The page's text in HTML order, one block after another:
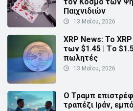
Παιχνιδιών
13 Μαΐου, 2026
XRP News: Το
των $1.45 | Τo
πωλητές
13 Μαΐου, 2026
Ο Τραμπ
τραπέζι Ιράν,